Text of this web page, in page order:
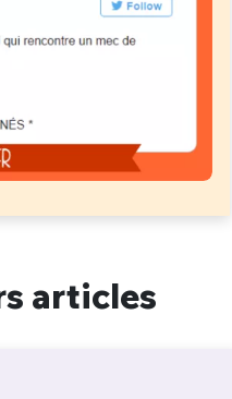
articles